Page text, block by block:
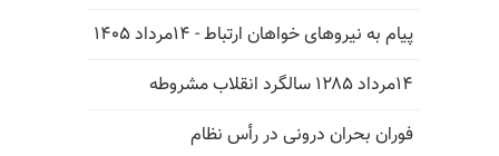
پیام به نیروهای خواهان ارتباط - ۱۴مرداد ۱۴۰۵
۱۴مرداد ۱۲۸۵ سالگرد انقلاب مشروطه
فوران بحران درونی در رأس نظام